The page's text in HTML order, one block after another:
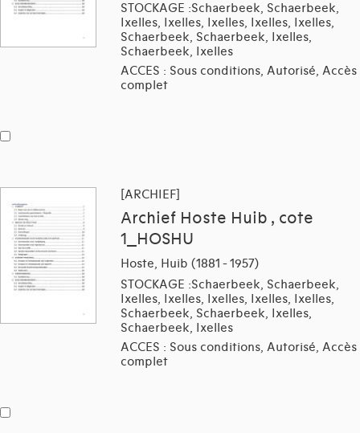
STOCKAGE :Schaerbeek, Schaerbeek,
Ixelles, Ixelles, Ixelles, Ixelles, Ixelles,
Schaerbeek, Schaerbeek, Ixelles,
Schaerbeek, Ixelles
ACCES : Sous conditions, Autorisé, Accès
complet
[ARCHIEF]
Archief Hoste Huib , cote
1_HOSHU
Hoste, Huib (1881 - 1957)
STOCKAGE :Schaerbeek, Schaerbeek,
Ixelles, Ixelles, Ixelles, Ixelles, Ixelles,
Schaerbeek, Schaerbeek, Ixelles,
Schaerbeek, Ixelles
ACCES : Sous conditions, Autorisé, Accès
complet